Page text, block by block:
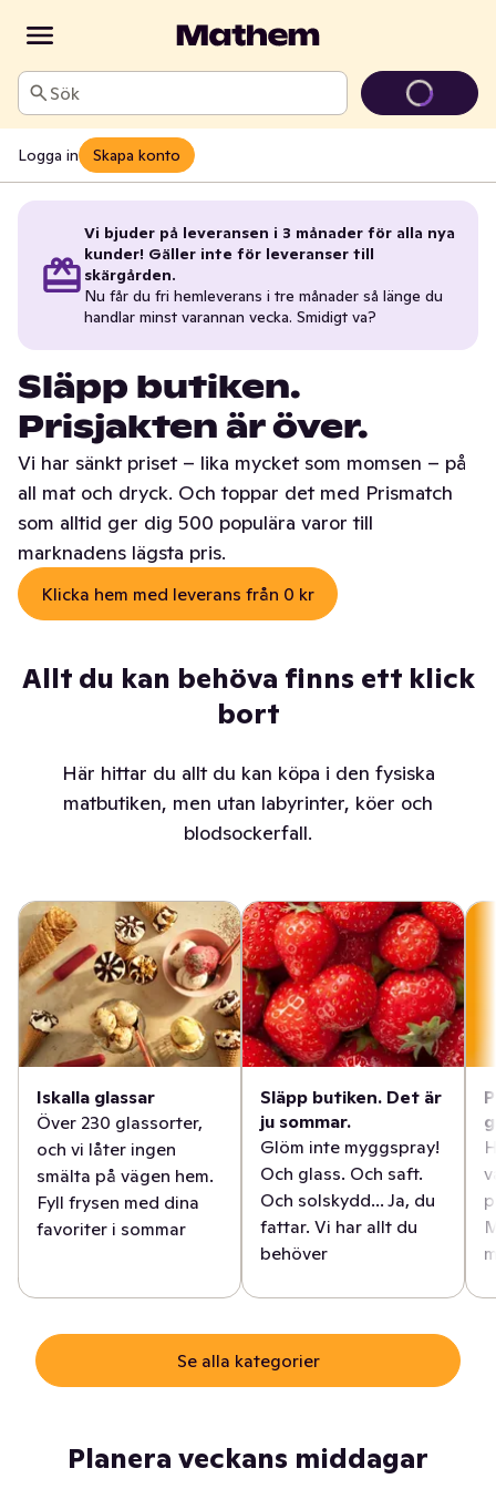
Sök
Logga in Skapa konto
Vi bjuder på leveransen i 3 månader för alla nya
kunder! Gäller inte för leveranser till
skärgården.
Nu får du fri hemleverans i tre månader så länge du
handlar minst varannan vecka. Smidigt va?
Släpp butiken.
Prisjakten är över.
Vi har sänkt priset – lika mycket som momsen – på
all mat och dryck. Och toppar det med Prismatch
som alltid ger dig 500 populära varor till
marknadens lägsta pris.
Klicka hem med leverans från 0 kr
Allt du kan behöva finns ett klick
bort
Här hittar du allt du kan köpa i den fysiska
matbutiken, men utan labyrinter, köer och
blodsockerfall.
Iskalla glassar
Över 230 glassorter,
och vi låter ingen
smälta på vägen hem.
Fyll frysen med dina
favoriter i sommar
Släpp butiken. Det är
ju sommar.
Glöm inte myggspray!
Och glass. Och saft.
Och solskydd... Ja, du
fattar. Vi har allt du
behöver
Se alla kategorier
Planera veckans middagar